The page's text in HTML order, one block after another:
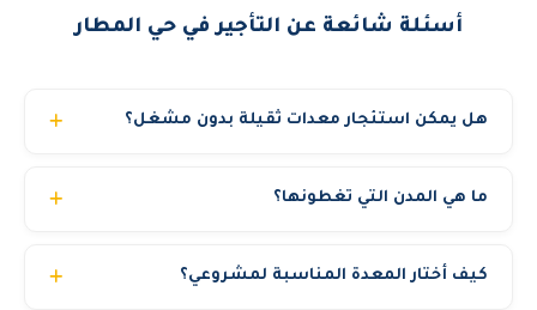
أسئلة شائعة عن التأجير في حي المطار
هل يمكن استئجار معدات ثقيلة بدون مشغل؟
أماناً) أو إيجار المعدة فقط للشركات التي لديها مشغلون
سارية للسائق. الكرينات والمان لفت الكبيرة تتطلب دائماً مشغل
ما هي المدن التي تغطونها؟
جدة، الدمام، مكة المكرمة، المدينة المنورة، الخبر، الطائف،
كيف أختار المعدة المناسبة لمشروعي؟